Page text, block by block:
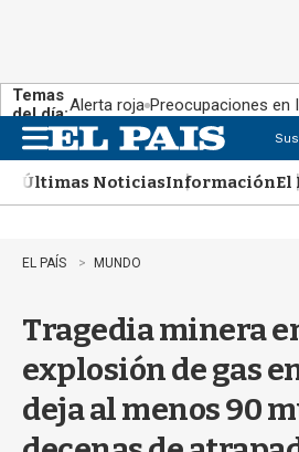
Temas
del día:Alerta roja Preocupaciones en
n
uÚltimas NoticiasInformaciónEl
EL PAÍS MUNDO
Tragedia minera
explosión de gas
deja al menos 90